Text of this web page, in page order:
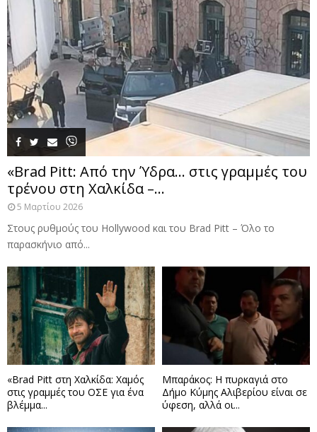
«Brad Pitt: Από την Ύδρα… στις γραμμές του
τρένου στη Χαλκίδα –...
5 Μαρτίου 2026
Στους ρυθμούς του Hollywood και του Brad Pitt – Όλο το
παρασκήνιο από...
«Brad Pitt στη Χαλκίδα: Χαμός
στις γραμμές του ΟΣΕ για ένα
βλέμμα...
Μπαράκος: Η πυρκαγιά στο
Δήμο Κύμης Αλιβερίου είναι σε
ύφεση, αλλά οι...